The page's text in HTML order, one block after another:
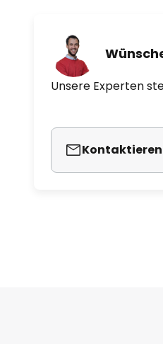
Unsere Experten
Kontaktieren